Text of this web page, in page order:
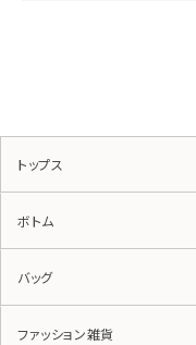
トップス
ボトム
バッグ
ファッション雑貨